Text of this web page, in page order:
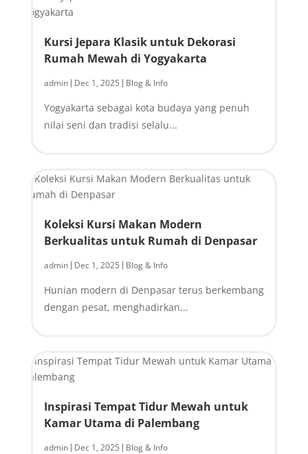
Kursi Jepara Klasik untuk Dekorasi
Rumah Mewah di Yogyakarta
admin Dec 1, 2025 Blog & Info
Yogyakarta sebagai kota budaya yang penuh
nilai seni dan tradisi selalu...
Koleksi Kursi Makan Modern
Berkualitas untuk Rumah di Denpasar
admin Dec 1, 2025 Blog & Info
Hunian modern di Denpasar terus berkembang
dengan pesat, menghadirkan...
Inspirasi Tempat Tidur Mewah untuk
Kamar Utama di Palembang
admin Dec 1, 2025 Blog & Info